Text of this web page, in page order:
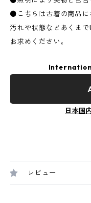
●こちらは古着の商品に
汚れや状態などあくま
お求めください。
日本国
レビュー